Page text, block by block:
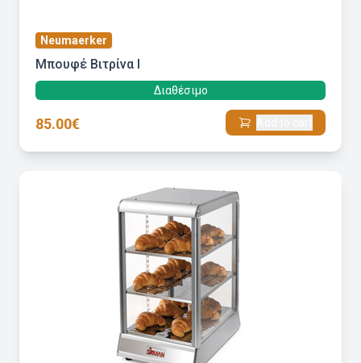
Neumaerker
Μπουφέ Βιτρίνα Ι
Διαθέσιμο
85.00€